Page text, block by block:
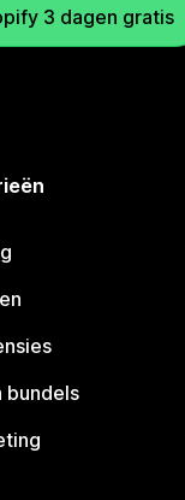
3 dagen gratis
bundels